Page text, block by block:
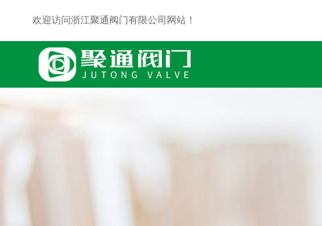
欢迎访问浙江聚通阀门有限公司网站！